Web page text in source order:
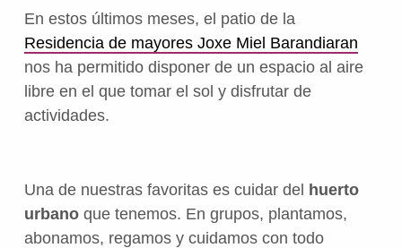
En estos últimos meses, el patio de la
Residencia de mayores Joxe Miel Barandiaran
nos ha permitido disponer de un espacio al aire
libre en el que tomar el sol y disfrutar de
actividades.
Una de nuestras favoritas es cuidar del huerto
urbanoque tenemos. En grupos, plantamos,
abonamos, regamos y cuidamos con todo